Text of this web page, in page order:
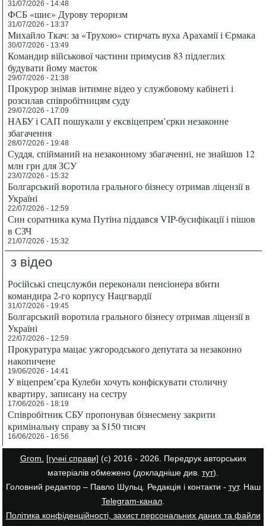
31/07/2026 - 14:48
ФСБ «шиє» Дурову тероризм
31/07/2026 - 13:37
Михайло Ткач: за «Трухою» стирчать вуха Арахамії і Єрмака
30/07/2026 - 13:49
Командир військової частини примусив 83 підлеглих
будувати йому маєток
29/07/2026 - 21:38
Прокурор знімав інтимне відео у службовому кабінеті і
розсилав співробітницям суду
29/07/2026 - 17:09
НАБУ і САП пошукали у ексвіцепрем’єрки незаконне
збагачення
28/07/2026 - 19:48
Суддя, спійманий на незаконному збагаченні, не знайшов 12
млн грн для ЗСУ
23/07/2026 - 15:32
Болгарський воротила грального бізнесу отримав ліцензії в
Україні
22/07/2026 - 12:59
Син соратника кума Путіна піддався VIP-бусифікації і пішов
в СЗЧ
21/07/2026 - 15:32
з відео
Російські спецслужби переконали пенсіонера вбити
командира 2-го корпусу Нацгвардії
31/07/2026 - 19:45
Болгарський воротила грального бізнесу отримав ліцензії в
Україні
22/07/2026 - 12:59
Прокуратура мацає ужгородського депутата за незаконно
накопичене
19/06/2026 - 14:41
У віцепрем’єра Кулеби хочуть конфіскувати столичну
квартиру, записану на сестру
17/06/2026 - 18:19
Співробітник СБУ пропонував бізнесмену закрити
кримінальну справу за $150 тисяч
16/06/2026 - 16:56
Grom. [гучні справи] (с) 2016 - 2026. Передрук авторських
матеріалів обмежено (докладніше див. тут).
Головний редактор – Павло Шульц. Редакція і контакти - тут. Наш
Telegram-канал.
Політика конфіденційності, захист персональних даних та файли